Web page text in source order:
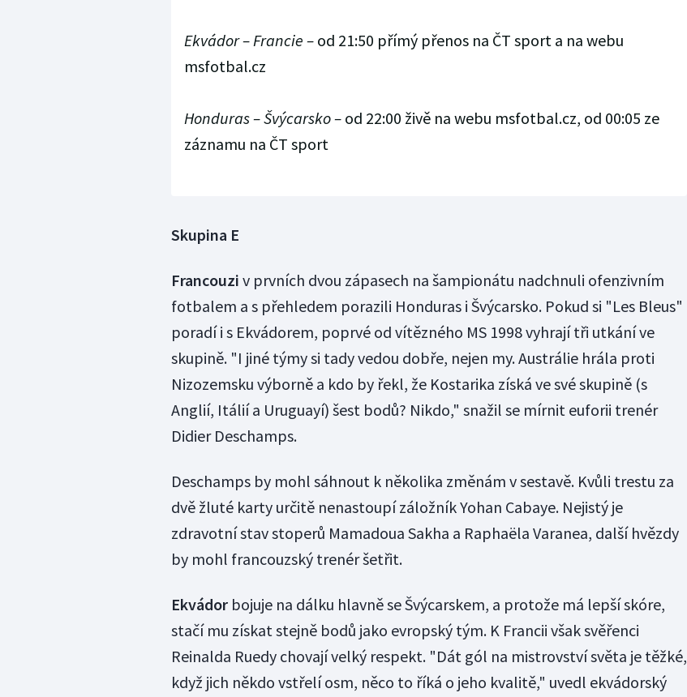
Ekvádor–Francie –od 21:50 přímý přenos na ČT sport a na webu
msfotbal.cz
Honduras–Švýcarsko–od 22:00 živě na webu msfotbal.cz, od 00:05 ze
záznamu na ČT sport
Skupina E
Francouzi v prvních dvou zápasech na šampionátu nadchnuli ofenzivním
fotbalem a s přehledem porazili Honduras i Švýcarsko. Pokud si "Les Bleus"
poradí i s Ekvádorem, poprvé od vítězného MS 1998 vyhrají tři utkání ve
skupině. "I jiné týmy si tady vedou dobře, nejen my. Austrálie hrála proti
Nizozemsku výborně a kdo by řekl, že Kostarika získá ve své skupině (s
Anglií, Itálií a Uruguayí) šest bodů? Nikdo," snažil se mírnit euforii trenér
Didier Deschamps.
Deschamps by mohl sáhnout k několika změnám v sestavě. Kvůli trestu za
dvě žluté karty určitě nenastoupí záložník Yohan Cabaye. Nejistý je
zdravotní stav stoperů Mamadoua Sakha a Raphaëla Varanea, další hvězdy
by mohl francouzský trenér šetřit.
Ekvádorbojuje na dálku hlavně se Švýcarskem, a protože má lepší skóre,
stačí mu získat stejně bodů jako evropský tým. K Francii však svěřenci
Reinalda Ruedy chovají velký respekt. "Dát gól na mistrovství světa je těžké,
když jich někdo vstřelí osm, něco to říká o jeho kvalitě," uvedl ekvádorský